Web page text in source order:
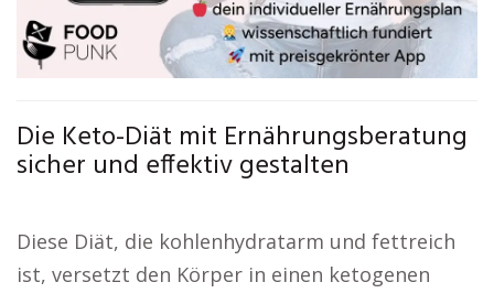
Die Keto-Diät mit Ernährungsberatung
sicher und effektiv gestalten
Diese Diät, die kohlenhydratarm und fettreich
ist, versetzt den Körper in einen ketogenen